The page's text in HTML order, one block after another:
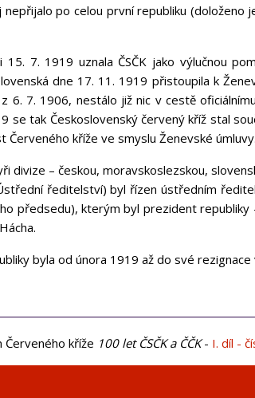
po celou první republiku (doloženo
7. 1919 uznala ČSČK jako výlučnou
dne 17. 11. 1919 přistoupila k
6. 7. 1906, nestálo již nic v cestě
se tak Československý červený kříž stal
Červeného kříže ve smyslu Ženevské úmluvy.
divize – českou, moravskoslezskou,
ředitelství) byl řízen ústředním
předsedu), kterým byl prezident
byla od února 1919 až do své
kříže 100 let ČSČK a ČČK- I. díl -